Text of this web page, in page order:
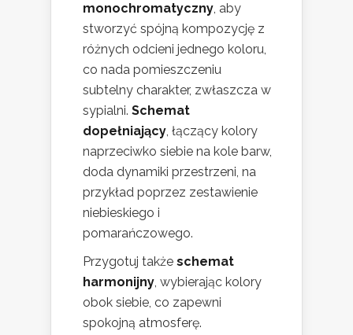
monochromatyczny, aby
stworzyć spójną kompozycję z
różnych odcieni jednego koloru,
co nada pomieszczeniu
subtelny charakter, zwłaszcza w
sypialni. Schemat
dopełniający, łączący kolory
naprzeciwko siebie na kole barw,
doda dynamiki przestrzeni, na
przykład poprzez zestawienie
niebieskiego i
pomarańczowego.
Przygotuj także schemat
harmonijny, wybierając kolory
obok siebie, co zapewni
spokojną atmosferę.